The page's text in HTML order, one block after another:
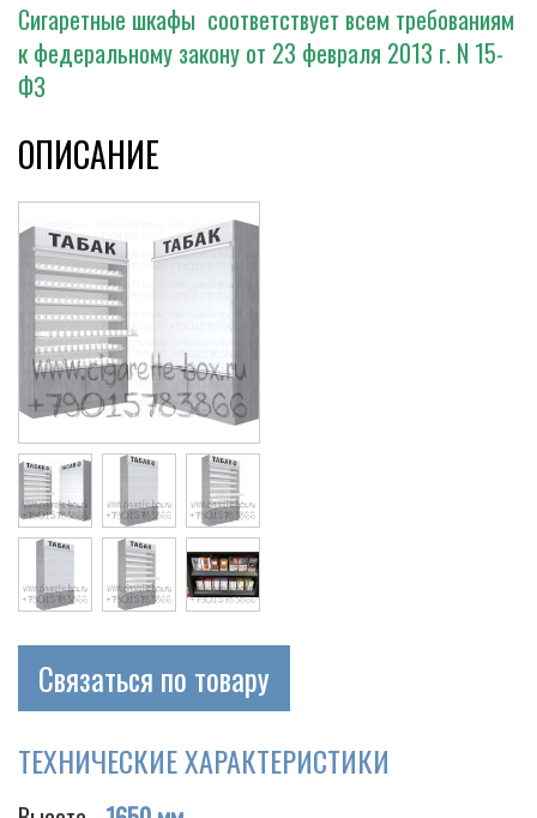
Cigarette
Сигаретные шкафы соответствует всем требованиям
к федеральному закону от 23 февраля 2013 г. N 15-
ФЗ
ОПИСАНИЕ
Связаться по товару
ТЕХНИЧЕСКИЕ ХАРАКТЕРИСТИКИ